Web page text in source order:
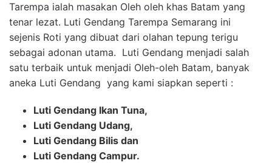
Tarempa ialah masakan Oleh oleh khas Batam yang
tenar lezat. Luti Gendang Tarempa Semarang ini
sejenis Roti yang dibuat dari olahan tepung terigu
sebagai adonan utama. Luti Gendang menjadi salah
satu terbaik untuk menjadi Oleh-oleh Batam, banyak
aneka Luti Gendang yang kami siapkan seperti :
Luti Gendang Ikan Tuna,
Luti Gendang Udang,
Luti Gendang Bilis dan
Luti Gendang Campur.